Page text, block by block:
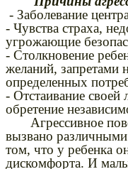
- Заболевание
- Чувства страха,
угрожающие
- Столкновение
желаний, запретами
определенных
- Отстаивание своей
обретение
Агрессивное
вызвано
том, что у ребенка
дискомфорта. И